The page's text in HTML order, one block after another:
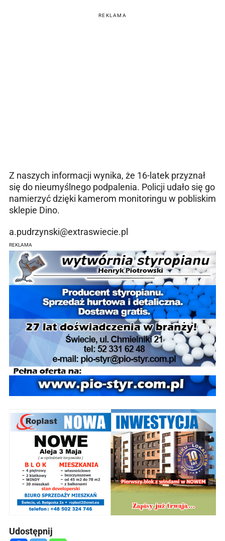
REKLAMA
Z naszych informacji wynika, że 16-latek przyznał
się do nieumyślnego podpalenia. Policji udało się go
namierzyć dzięki kamerom monitoringu w pobliskim
sklepie Dino.
a.pudrzynski@extraswiecie.pl
REKLAMA
Udostępnij